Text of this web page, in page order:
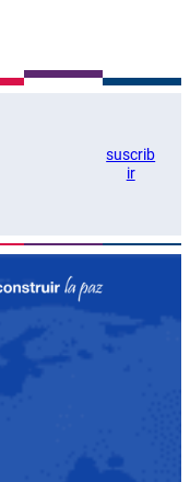
suscrib
ir